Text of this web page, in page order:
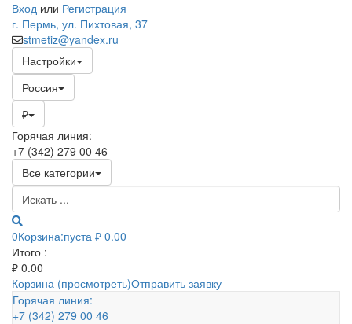
Вход или Регистрация
г. Пермь, ул. Пихтовая, 37
stmetiz@yandex.ru
Настройки
Россия
₽
Горячая линия:
+7 (342) 279 00 46
Все категории
0Корзина:пуста ₽ 0.00
Итого :
₽ 0.00
Корзина (просмотреть)Отправить заявку
Горячая линия:
+7 (342) 279 00 46